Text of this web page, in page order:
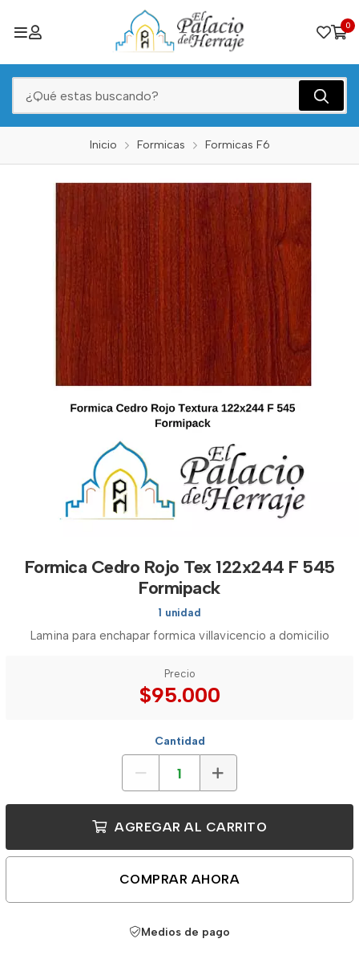
0
Inicio Formicas Formicas F6
Formica Cedro Rojo Tex 122x244 F 545
Formipack
1 unidad
Lamina para enchapar formica villavicencio a domicilio
Precio
$95.000
Cantidad
AGREGAR AL CARRITO
COMPRAR AHORA
Medios de pago